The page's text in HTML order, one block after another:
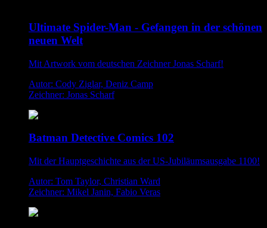
Ultimate Spider-Man - Gefangen in der schönen
neuen Welt
Mit Artwork vom deutschen Zeichner Jonas Scharf!
Autor: Cody Ziglar, Deniz Camp
Zeichner: Jonas Scharf
Batman Detective Comics 102
Mit der Hauptgeschichte aus der US-Jubiläumsausgabe 1100!
Autor: Tom Taylor, Christian Ward
Zeichner: Mikel Janin, Fabio Veras